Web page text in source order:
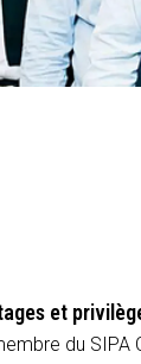
et
du SIPA